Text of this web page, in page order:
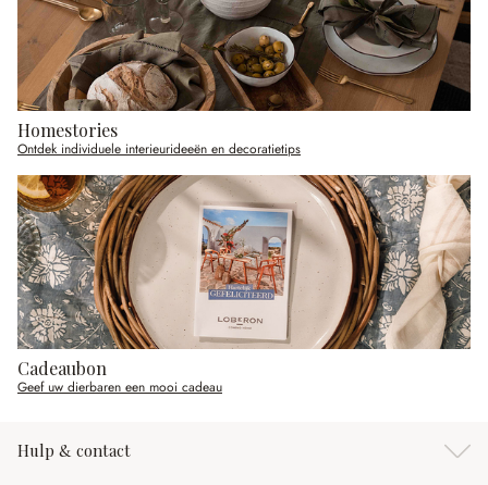
Homestories
Ontdek individuele interieurideeën en decoratietips
Cadeaubon
Geef uw dierbaren een mooi cadeau
Hulp & contact